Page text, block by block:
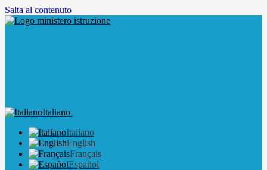
Salta al contenuto
Italiano
Italiano
English
Français
Español